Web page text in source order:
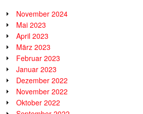
November 2024
Mai 2023
April 2023
März 2023
Februar 2023
Januar 2023
Dezember 2022
November 2022
Oktober 2022